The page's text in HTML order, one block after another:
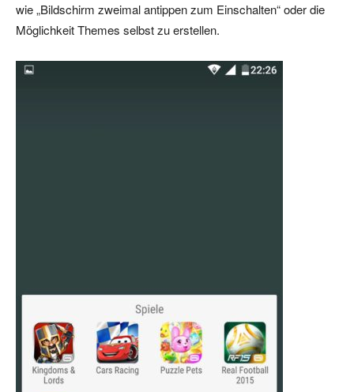
wie „Bildschirm zweimal antippen zum Einschalten“ oder die
Möglichkeit Themes selbst zu erstellen.